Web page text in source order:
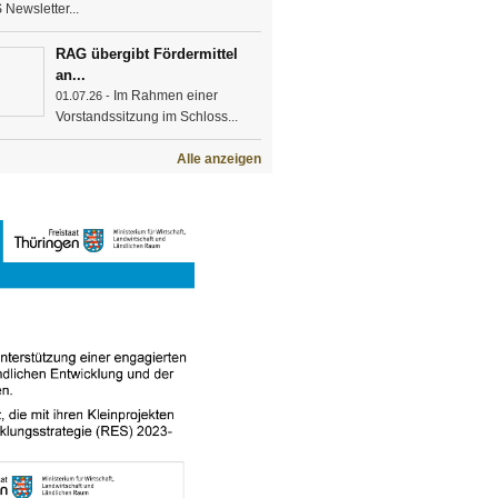
Newsletter...
RAG übergibt Fördermittel
an...
01.07.26 - Im Rahmen einer
Vorstandssitzung im Schloss...
Alle anzeigen